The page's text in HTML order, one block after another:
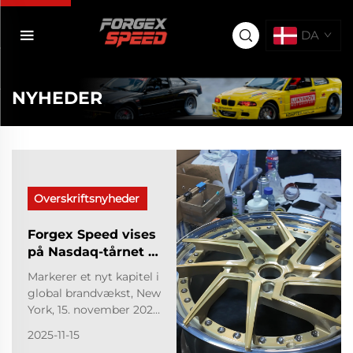
DA
NYHEDER
Overskriftsnyheder
Forgex Speed vises
på Nasdaq-tårnet i
Times Square
Markerer et nyt kapitel i
global brandvækst, New
York, 15. november 2025
gjorde sit entré på
2025-11-15